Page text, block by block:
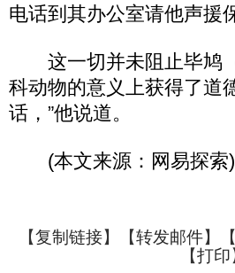
电话到其办公室请他声援
这一切并未阻止毕鸠（
科动物的意义上获得了道
话，”他说道。
(本文来源：网易探索)
【复制链接】【转发邮件】 【
【打印